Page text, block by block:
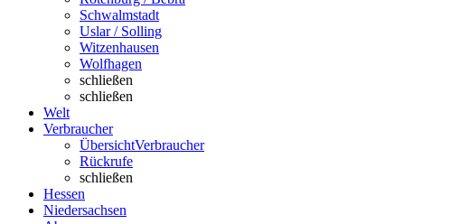
Schwalmstadt
Uslar / Solling
Witzenhausen
Wolfhagen
schließen
schließen
Welt
Verbraucher
ÜbersichtVerbraucher
Rückrufe
schließen
Hessen
Niedersachsen